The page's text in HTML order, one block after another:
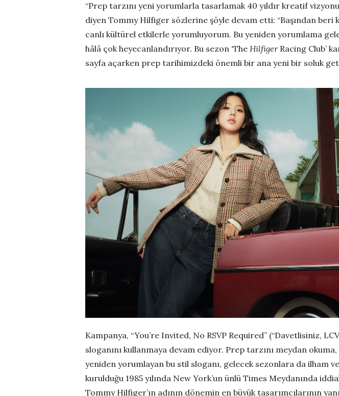
“Prep tarzını yeni yorumlarla tasarlamak 40 yıldır kreatif
diyen Tommy Hilfiger sözlerine şöyle devam etti: “Başından beri
canlı kültürel etkilerle yorumluyorum. Bu yeniden yorumlama
hâlâ çok heyecanlandırıyor. Bu sezon ‘The HilfigerRacing Club’
sayfa açarken prep tarihimizdeki önemli bir ana yeni bir soluk
Kampanya, “You’re Invited, No RSVP Required” (“Davetlisiniz,
sloganını kullanmaya devam ediyor. Prep tarzını meydan
yeniden yorumlayan bu stil sloganı, gelecek sezonlara da ilham
kurulduğu 1985 yılında New York’un ünlü Times Meydanında
Tommy Hilfiger’ın adının dönemin en büyük tasarımcılarının